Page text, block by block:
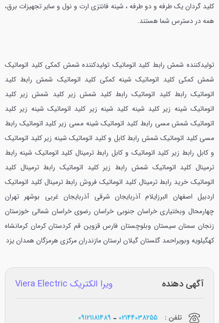
کلید گردان یک طرفه و دو طرفه ، شینه فانتزی ارت و نول و سایر تجهیزات برق،
همه در دسترس شما هستند.
تولیدکننده شمش رابط کلید اتوماتیک تولیدکننده شمش کمکی کلید اتوماتیک
شمش کمکی کلید اتوماتیک شینه کمکی کلید اتوماتیک شمش رابط کلید
اتوماتیک رابط کلید اتوماتیک رابط کلید شمش زیر کلید شمش زیر کلید
اتوماتیک شینه زیر کلید شینه کلید شینه زیر کلید اتوماتیک شینه زیر کلید
اتوماتیک شمش مسی رابط کلید اتوماتیک شینه مسی زیر کلید اتوماتیک رابط
مسی کلید اتوماتیک شمش رابط کابل و کلید اتوماتیک شینه زیر کلید اتوماتیک
و کابل رابط زیر کلید اتوماتیک و کابل رابط ترمینال کلید اتوماتیک شینه رابط
ترمینال کلید اتوماتیک شمش رابط زیر کلید اتوماتیک رابط ترمینال کلید
اتوماتیک خرید رابط ترمینال کلید اتوماتیک فروش رابط ترمینال کلید اتوماتیک
اردبیل اصفهان البرزایلام آذربایجان شرقی آذربایجان غربی بوشهر تهران
چهارمحال وبختیاری خراسان جنوبی خراسان رضوی خراسان شمالی خوزستان
زنجان سمنان سیستان وبلوچستان فارس قزوین قم كردستان كرمان كرمانشاه
كهگیلویه وبویراحمد گلستان گیلان لرستان مازندران مركزی هرمزگان همدان یزد
آگهی دهنده ویرا الکتریک Viera Electric
تلفن : 02144038255
09121181489